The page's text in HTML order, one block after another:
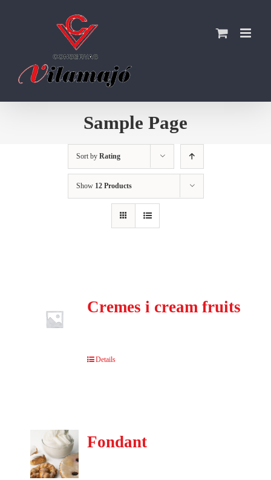
Sample Page
Sort by Rating
Show 12 Products
Cremes i cream fruits
Details
Fondant